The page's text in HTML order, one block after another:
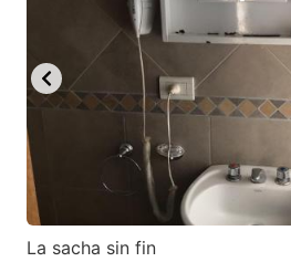
La sacha sin fin